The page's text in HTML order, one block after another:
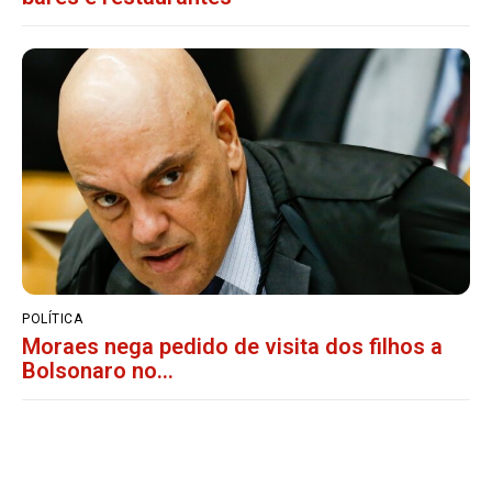
POLÍTICA
Moraes nega pedido de visita dos filhos a
Bolsonaro no...